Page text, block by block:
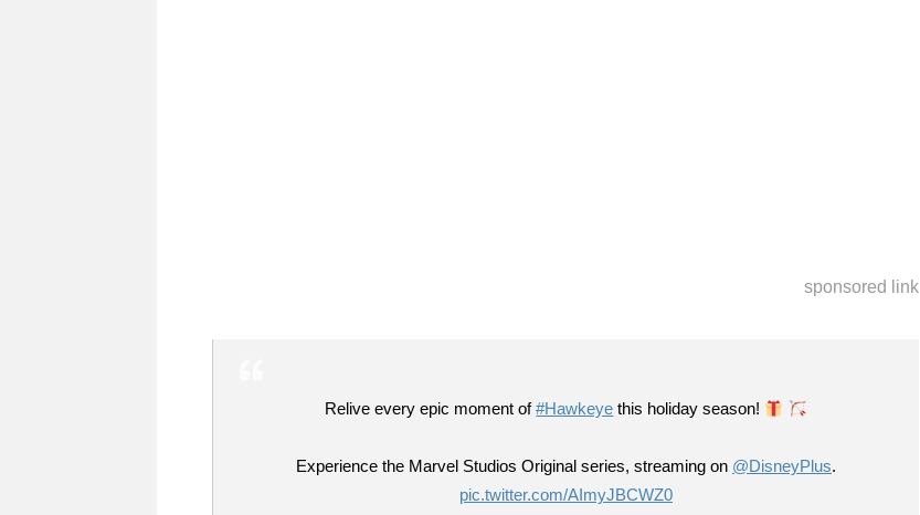
sponsored link
Relive every epic moment of#Hawkeye this holiday season!
Experience the Marvel Studios Original series, streaming on @DisneyPlus.
pic.twitter.com/AImyJBCWZ0